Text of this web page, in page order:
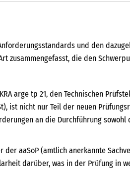
und den
zusammengefasst, die den
arge tp 21, den Technischen
ist nicht nur Teil der neuen
an die Durchführung
aaSoP (amtlich anerkannte
darüber, was in der Prüfung in